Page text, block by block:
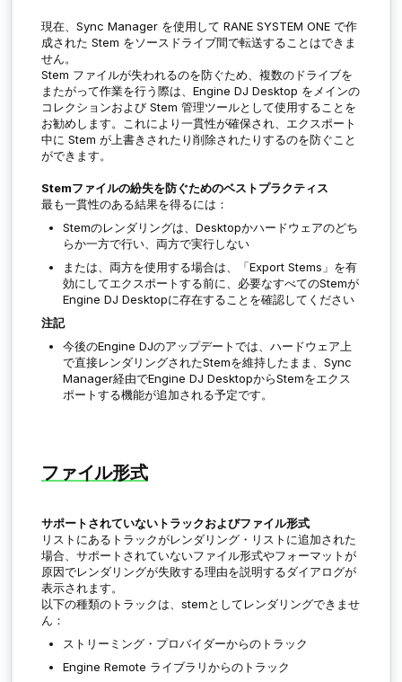
現在、Sync Manager を使用して RANE SYSTEM ONE で作
成された Stem をソースドライブ間で転送することはできま
せん。
Stem ファイルが失われるのを防ぐため、複数のドライブを
またがって作業を行う際は、Engine DJ Desktop をメインの
コレクションおよび Stem 管理ツールとして使用することを
お勧めします。これにより一貫性が確保され、エクスポート
中に Stem が上書きされたり削除されたりするのを防ぐこと
ができます。
Stemファイルの紛失を防ぐためのベストプラクティス
最も一貫性のある結果を得るには：
Stemのレンダリングは、Desktopかハードウェアのどち
らか一方で行い、両方で実行しない
または、両方を使用する場合は、「Export Stems」を有
効にしてエクスポートする前に、必要なすべてのStemが
Engine DJ Desktopに存在することを確認してください
注記
今後のEngine DJのアップデートでは、ハードウェア上
で直接レンダリングされたStemを維持したまま、Sync
Manager経由でEngine DJ DesktopからStemをエクス
ポートする機能が追加される予定です。
ファイル形式
サポートされていないトラックおよびファイル形式
リストにあるトラックがレンダリング・リストに追加された
場合、サポートされていないファイル形式やフォーマットが
原因でレンダリングが失敗する理由を説明するダイアログが
表示されます。
以下の種類のトラックは、stemとしてレンダリングできませ
ん：
ストリーミング・プロバイダーからのトラック
Engine Remote ライブラリからのトラック